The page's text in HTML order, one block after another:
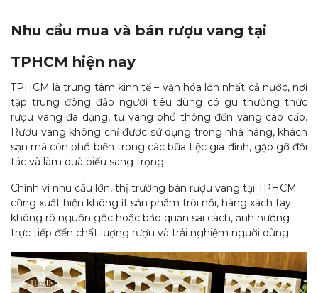
Nhu cầu mua và bán rượu vang tại
TPHCM hiện nay
TPHCM là trung tâm kinh tế – văn hóa lớn nhất cả nước, nơi
tập trung đông đảo người tiêu dùng có gu thưởng thức
rượu vang đa dạng, từ vang phổ thông đến vang cao cấp.
Rượu vang không chỉ được sử dụng trong nhà hàng, khách
sạn mà còn phổ biến trong các bữa tiệc gia đình, gặp gỡ đối
tác và làm quà biếu sang trọng.
Chính vì nhu cầu lớn, thị trường bán rượu vang tại TPHCM
cũng xuất hiện không ít sản phẩm trôi nổi, hàng xách tay
không rõ nguồn gốc hoặc bảo quản sai cách, ảnh hưởng
trực tiếp đến chất lượng rượu và trải nghiệm người dùng.